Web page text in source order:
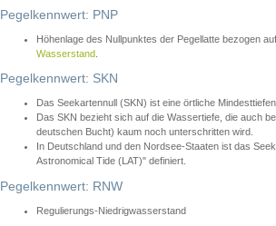
Pegelkennwert: PNP
Höhenlage des Nullpunktes der Pegellatte bezogen
Wasserstand
Pegelkennwert: SKN
Das Seekartennull (SKN) ist eine örtliche
Das SKN bezieht sich auf die Wassertiefe, die auch
deutschen Bucht) kaum noch unterschritten wird.
In Deutschland und den Nordsee-Staaten ist das
Astronomical Tide (LAT)" definiert.
Pegelkennwert: RNW
Regulierungs-Niedrigwasserstand